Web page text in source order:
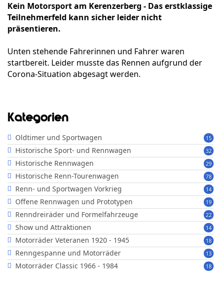
Kein Motorsport am Kerenzerberg - Das erstklassige
Teilnehmerfeld kann sicher leider nicht
präsentieren.
Unten stehende Fahrerinnen und Fahrer waren
startbereit. Leider musste das Rennen aufgrund der
Corona-Situation abgesagt werden.
Kategorien
15
Oldtimer und Sportwagen
32
Historische Sport- und Rennwagen
29
Historische Rennwagen
78
Historische Renn-Tourenwagen
14
Renn- und Sportwagen Vorkrieg
19
Offene Rennwagen und Prototypen
22
Renndreiräder und Formelfahrzeuge
14
Show und Attraktionen
18
Motorräder Veteranen 1920 - 1945
13
Renngespanne und Motorräder
18
Motorräder Classic 1966 - 1984